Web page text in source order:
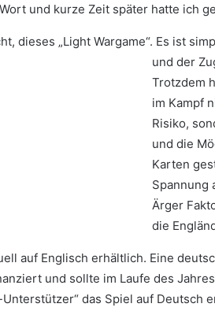
und kurze Zeit später hatte ich
dieses „Light Wargame“. Es ist
und der
Trotzdem
im Kampf
Risiko,
und die
Karten
Spannung
Ärger
die
auf Englisch erhältlich. Eine
und sollte im Laufe des
das Spiel auf Deutsch